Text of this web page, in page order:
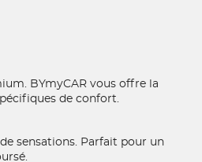
BYmyCAR vous offre la
de confort.
sensations. Parfait pour un